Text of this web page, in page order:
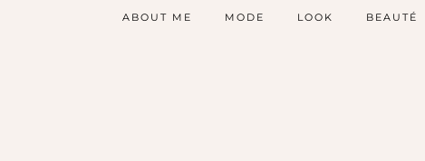
ABOUT ME MODE LOOK BEAUTÉ